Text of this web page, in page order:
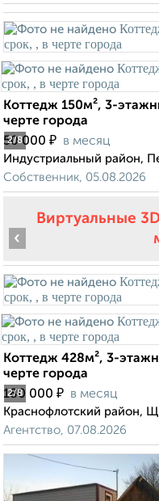
2/8
Коттедж 150м², 3-
черте города
50 000 ₽ в месяц
Индустриальный район,
Собственник, 05.08.2026
Виртуальные
2/8
‹
Коттедж 428м², 3-
черте города
180 000 ₽ в месяц
Краснофлотский район,
Агентство, 07.08.2026